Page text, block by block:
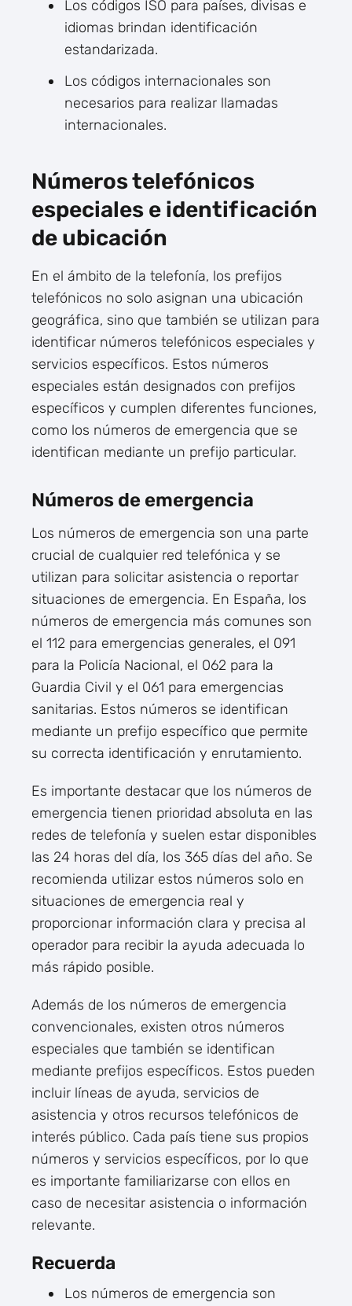
Los códigos ISO para países, divisas e
idiomas brindan identificación
estandarizada.
Los códigos internacionales son
necesarios para realizar llamadas
internacionales.
Números telefónicos
especiales e identificación
de ubicación
En el ámbito de la telefonía, los prefijos
telefónicos no solo asignan una ubicación
geográfica, sino que también se utilizan para
identificar números telefónicos especiales y
servicios específicos. Estos números
especiales están designados con prefijos
específicos y cumplen diferentes funciones,
como los números de emergencia que se
identifican mediante un prefijo particular.
Números de emergencia
Los números de emergencia son una parte
crucial de cualquier red telefónica y se
utilizan para solicitar asistencia o reportar
situaciones de emergencia. En España, los
números de emergencia más comunes son
el 112 para emergencias generales, el 091
para la Policía Nacional, el 062 para la
Guardia Civil y el 061 para emergencias
sanitarias. Estos números se identifican
mediante un prefijo específico que permite
su correcta identificación y enrutamiento.
Es importante destacar que los números de
emergencia tienen prioridad absoluta en las
redes de telefonía y suelen estar disponibles
las 24 horas del día, los 365 días del año. Se
recomienda utilizar estos números solo en
situaciones de emergencia real y
proporcionar información clara y precisa al
operador para recibir la ayuda adecuada lo
más rápido posible.
Además de los números de emergencia
convencionales, existen otros números
especiales que también se identifican
mediante prefijos específicos. Estos pueden
incluir líneas de ayuda, servicios de
asistencia y otros recursos telefónicos de
interés público. Cada país tiene sus propios
números y servicios específicos, por lo que
es importante familiarizarse con ellos en
caso de necesitar asistencia o información
relevante.
Recuerda
Los números de emergencia son